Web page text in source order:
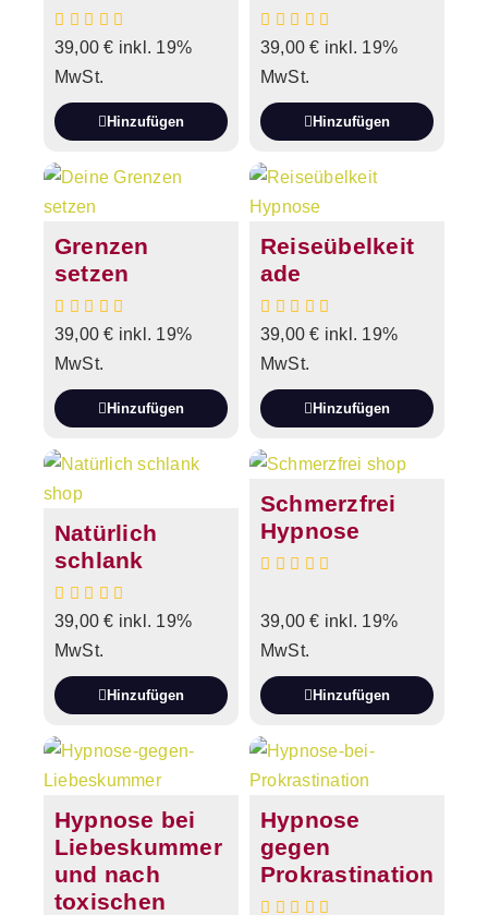
39,00€ inkl. 19%
MwSt.
Hinzufügen
39,00€ inkl. 19%
MwSt.
Hinzufügen
Grenzen
setzen
39,00€ inkl. 19%
MwSt.
Hinzufügen
Reiseübelkeit
ade
39,00€ inkl. 19%
MwSt.
Hinzufügen
Natürlich
schlank
39,00€ inkl. 19%
MwSt.
Hinzufügen
Schmerzfrei
Hypnose
39,00€ inkl. 19%
MwSt.
Hinzufügen
Hypnose bei
Liebeskummer
und nach
toxischen
Hypnose
gegen
Prokrastination